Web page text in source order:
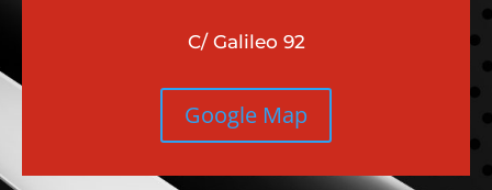
C/ Galileo 92
Google Map